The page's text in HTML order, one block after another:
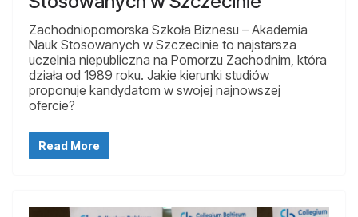
Zachodniopomorska Szkoła Biznesu – Akademia
Nauk Stosowanych w Szczecinie to najstarsza
uczelnia niepubliczna na Pomorzu Zachodnim, która
działa od 1989 roku. Jakie kierunki studiów
proponuje kandydatom w swojej najnowszej
ofercie?
Read More